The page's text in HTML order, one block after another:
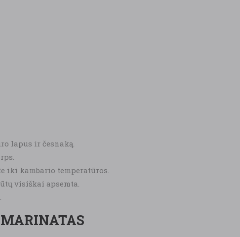
lapus ir česnaką.
iki kambario temperatūros.
visiškai apsemta.